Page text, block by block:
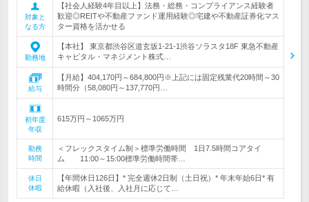
対象と
なる方
【社会人経験4年目以上】法務・総務・コンプライアンス経験者
歓迎◎REITや不動産ファンド運用経験◎宅建や不動産証券化マス
ター資格を活かせる
勤務地
【本社】 東京都渋谷区道玄坂1-21-1渋谷ソラスタ18F 東急不動産
キャピタル・マネジメント株式…
給与
【月給】404,170円～684,800円※上記には固定残業代20時間～30
時間分（58,080円～137,770円…
初年度
年収
615万円～1065万円
勤務
時間
＜フレックスタイム制＞標準労働時間 1日7.5時間コアタイ
ム 11:00～15:00標準労働時間帯…
休日
休暇
【年間休日126日】* 完全週休2日制（土日祝）* 年末年始6日* 有
給休暇（入社後、入社月に応じて…